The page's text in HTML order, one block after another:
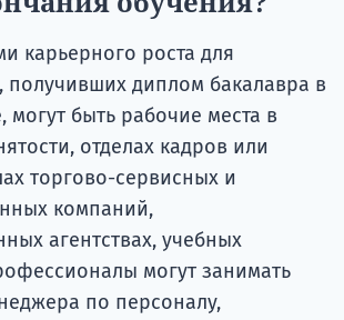
карьерного роста для
получивших диплом бакалавра в
быть рабочие места в
отделах кадров или
торгово-сервисных и
компаний,
агентствах, учебных
могут занимать
по персоналу,